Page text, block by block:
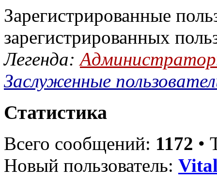
Зарегистрированные
зарегистрированных
Легенда:
Заслуженные
Статистика
Всего сообщений: 1172 •
Новый пользователь: